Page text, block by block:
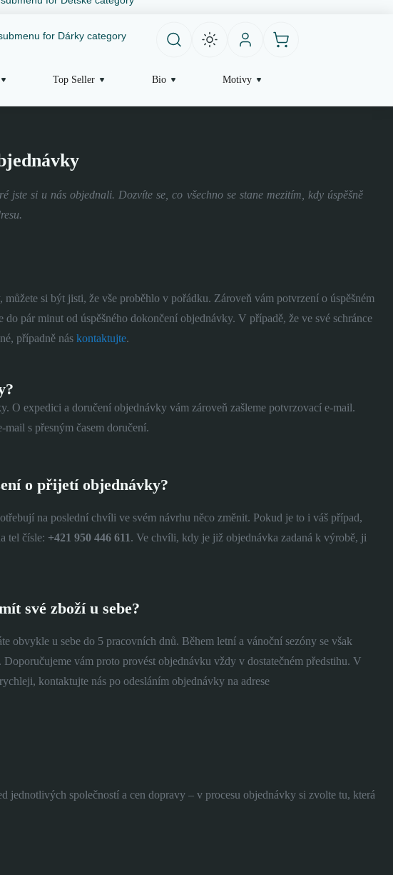
for Dárky category
Top Seller Bio Motivy
jste si u nás objednali. Dozvíte se, co všechno se stane mezitím, kdy úspěšně
si být jisti, že vše proběhlo v pořádku. Zároveň vám potvrzení o úspěšném
pár minut od úspěšného dokončení objednávky. V případě, že ve své schránce
případně nás kontaktujte.
O expedici a doručení objednávky vám zároveň zašleme potvrzovací e-mail.
s přesným časem doručení.
o přijetí objednávky?
na poslední chvíli ve svém návrhu něco změnit. Pokud je to i váš případ,
tel čísle: +421 950 446 611. Ve chvíli, kdy je již objednávka zadaná k výrobě, ji
své zboží u sebe?
u sebe do 5 pracovních dnů. Během letní a vánoční sezóny se však
vám proto provést objednávku vždy v dostatečném předstihu. V
kontaktujte nás po odesláním objednávky na adrese
jednotlivých společností a cen dopravy – v procesu objednávky si zvolte tu, která